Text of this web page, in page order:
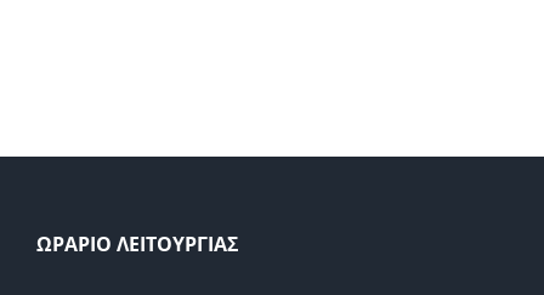
ΩΡΑΡΙΟ ΛΕΙΤΟΥΡΓΙΑΣ